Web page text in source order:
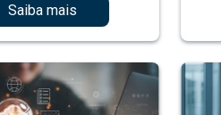
Saiba mais